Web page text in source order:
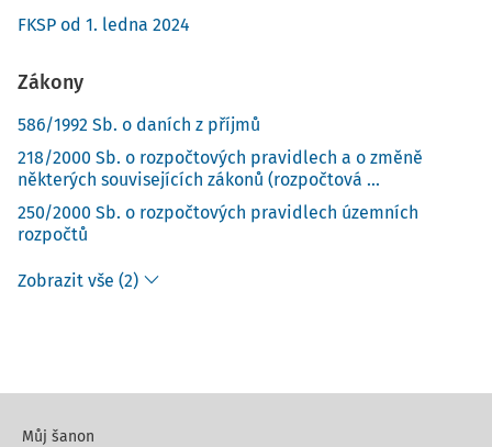
FKSP od 1. ledna 2024
Zákony
586/1992 Sb. o daních z příjmů
218/2000 Sb. o rozpočtových pravidlech a o změně
některých souvisejících zákonů (rozpočtová ...
250/2000 Sb. o rozpočtových pravidlech územních
rozpočtů
Zobrazit vše (2)
Můj šanon